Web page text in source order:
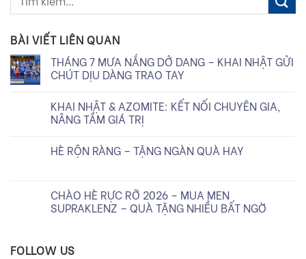
BÀI VIẾT LIÊN QUAN
THÁNG 7 MƯA NẮNG DỞ DANG – KHAI NHẬT GỬI
CHÚT DỊU DÀNG TRAO TAY
KHAI NHẬT & AZOMITE: KẾT NỐI CHUYÊN GIA,
NÂNG TẦM GIÁ TRỊ
HÈ RỘN RÀNG – TẶNG NGÀN QUÀ HAY
CHÀO HÈ RỰC RỠ 2026 – MUA MEN
SUPRAKLENZ – QUÀ TẶNG NHIỀU BẤT NGỜ
FOLLOW US